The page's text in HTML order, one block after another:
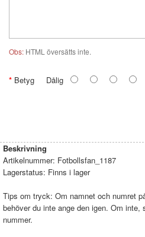
Obs: HTML översätts inte.
Betyg Dålig
Beskrivning
Artikelnummer: Fotbollsfan_1187
Lagerstatus: Finns i lager
Tips om tryck: Om namnet och numret
behöver du inte ange den igen. Om
nummer.